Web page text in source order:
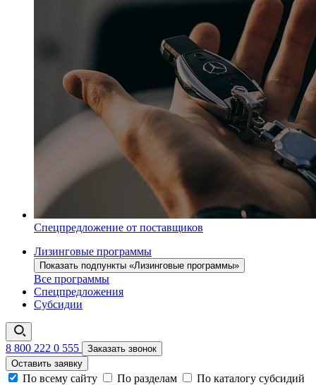
Спецпредложение от поставщиков
Лизинговые программы
Показать подпункты «Лизинговые программы»
Все программы
Спецпредложения
Субсидии
8 800 222 0 555
Заказать звонок
Оставить заявку
По всему сайту По разделам
По каталогу субсидий